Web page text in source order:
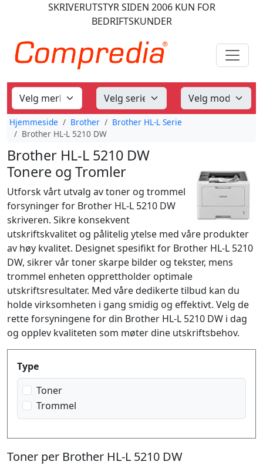
SKRIVERUTSTYRSIDEN 2006KUN FOR
BEDRIFTSKUNDER
Hjemmeside Brother
Brother HL-L Serie
Brother HL-L 5210 DW
Brother HL-L 5210 DW
Tonere og Tromler
Utforsk vårt utvalg av toner og trommel
forsyninger for Brother HL-L 5210 DW
skriveren. Sikre konsekvent
utskriftskvalitet og pålitelig ytelse med våre produkter
av høy kvalitet. Designet spesifikt for Brother HL-L 5210
DW, sikrer vår toner skarpe bilder og tekster, mens
trommel enheten opprettholder optimale
utskriftsresultater. Med våre dedikerte tilbud kan du
holde virksomheten i gang smidig og effektivt. Velg de
rette forsyningene for din Brother HL-L 5210 DW i dag
og opplev kvaliteten som møter dine utskriftsbehov.
Produktfilter
Type
Toner
Trommel
Toner per Brother HL-L 5210 DW